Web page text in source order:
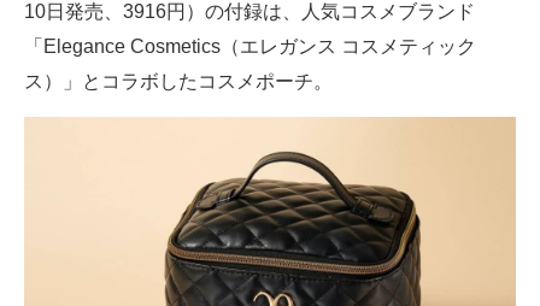
10日発売、3916円）の付録は、人気コスメブランド
「Elegance Cosmetics（エレガンス コスメティック
ス）」とコラボしたコスメポーチ。